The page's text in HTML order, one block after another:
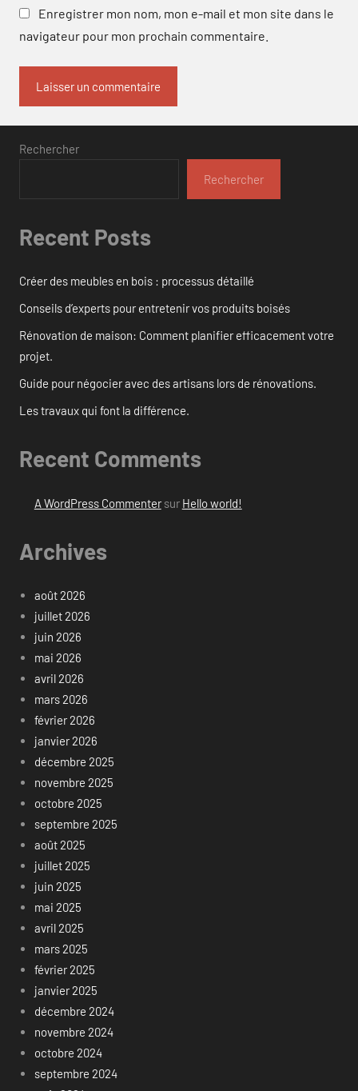
Enregistrer mon nom, mon e-mail et mon site dans le
navigateur pour mon prochain commentaire.
Rechercher
Rechercher
Recent Posts
Créer des meubles en bois : processus détaillé
Conseils d’experts pour entretenir vos produits boisés
Rénovation de maison: Comment planifier efficacement votre
projet.
Guide pour négocier avec des artisans lors de rénovations.
Les travaux qui font la différence.
Recent Comments
A WordPress Commentersur Hello world!
Archives
août 2026
juillet 2026
juin 2026
mai 2026
avril 2026
mars 2026
février 2026
janvier 2026
décembre 2025
novembre 2025
octobre 2025
septembre 2025
août 2025
juillet 2025
juin 2025
mai 2025
avril 2025
mars 2025
février 2025
janvier 2025
décembre 2024
novembre 2024
octobre 2024
septembre 2024